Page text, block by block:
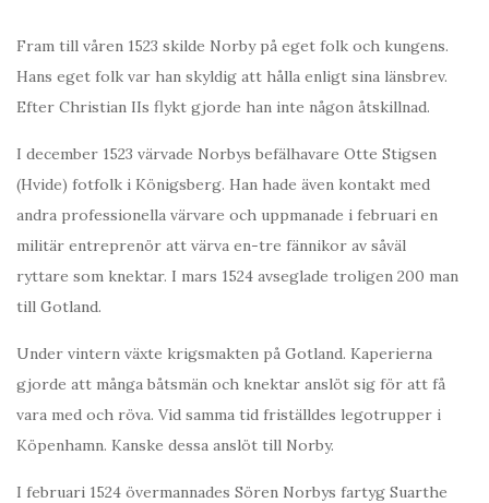
Fram till våren 1523 skilde Norby på eget folk och kungens.
Hans eget folk var han skyldig att hålla enligt sina länsbrev.
Efter Christian IIs flykt gjorde han inte någon åtskillnad.
I december 1523 värvade Norbys befälhavare Otte Stigsen
(Hvide) fotfolk i Königsberg. Han hade även kontakt med
andra professionella värvare och uppmanade i februari en
militär entreprenör att värva en-tre fännikor av såväl
ryttare som knektar. I mars 1524 avseglade troligen 200 man
till Gotland.
Under vintern växte krigsmakten på Gotland. Kaperierna
gjorde att många båtsmän och knektar anslöt sig för att få
vara med och röva. Vid samma tid friställdes legotrupper i
Köpenhamn. Kanske dessa anslöt till Norby.
I februari 1524 övermannades Sören Norbys fartyg Suarthe